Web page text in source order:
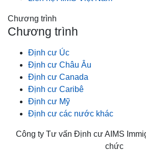
Chương trình
Chương trình
Định cư Úc
Định cư Châu Âu
Định cư Canada
Định cư Caribê
Định cư Mỹ
Định cư các nước khác
Công ty Tư vấn Định cư AIMS
chức